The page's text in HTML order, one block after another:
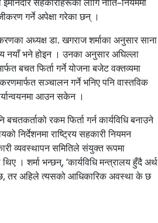
गर्ने अपेक्षा गरेका छन् ।
अध्यक्ष डा. खगराज शर्माका अनुसार साना
नयाँ भने होइन । उनका अनुसार अघिल्ला
बचत फिर्ता गर्ने योजना बजेट वक्तव्यमा
सञ्चालन गर्ने भनिए पनि वास्तविक
आउन सकेन ।
रकम फिर्ता गर्न कार्यविधि बनाउने
निर्देशनमा राष्ट्रिय सहकारी नियमन
व्यवस्थापन समितिले संयुक्त रूपमा
। शर्मा भन्छन्, ‘कार्यविधि मन्त्रालय हुँदै अर्थ
तर अहिले त्यसको आधिकारिक अवस्था के छ